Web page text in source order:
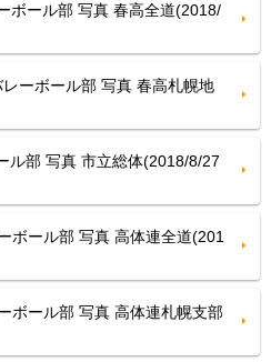
ボール部 写真 春高全道(2018/
ーボール部 写真 春高札幌地
ル部 写真 市立総体(2018/8/27
ボール部 写真 高体連全道(201
ボール部 写真 高体連札幌支部